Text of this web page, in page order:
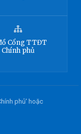
Cổng TTĐT
Chính phủ
phủ' hoặc